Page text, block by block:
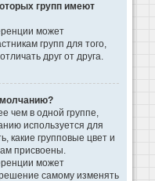
групп имеют
может
групп для того,
друг от друга.
чем в одной группе,
используется для
какие групповые цвет и
присвоены.
может
самому изменять